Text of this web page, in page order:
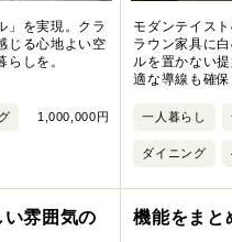
」を実現。クラ
じる心地よい空
しを。
1,000,000円
モダンテイス
ラウン家具に
ルを置かない
適な導線も確保
一人暮らし
ダイニング
い雰囲気の
機能をまと